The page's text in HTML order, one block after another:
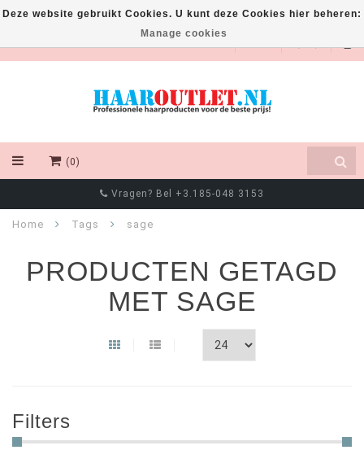
EUR
(0)
Vragen? Bel +3.185-048 3153
Home Tags sage
PRODUCTEN GETAGD
MET SAGE
Filters
Deze website gebruikt Cookies. U kunt deze Cookies hier beheren:
Manage cookies